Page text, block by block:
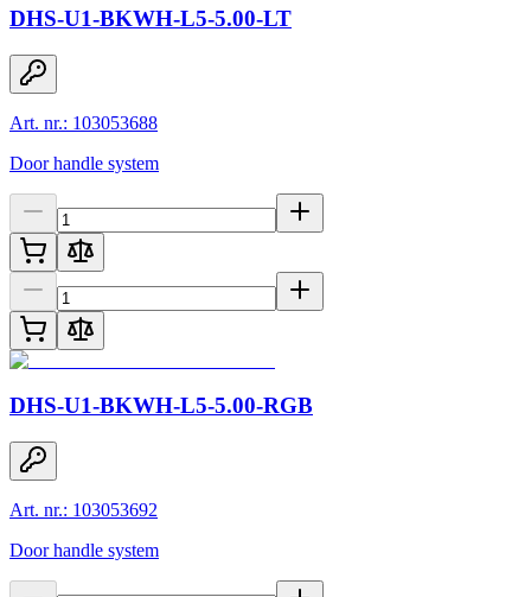
DHS-U1-BKWH-L5-5.00-LT
Art. nr.: 103053688
Door handle system
DHS-U1-BKWH-L5-5.00-RGB
Art. nr.: 103053692
Door handle system